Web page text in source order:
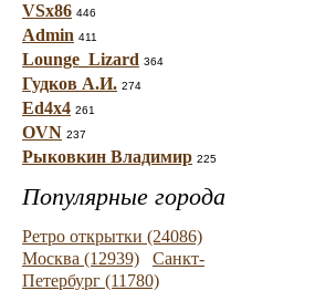
VSx86 446
Admin 411
Lounge_Lizard 364
Гудков А.И. 274
Ed4x4 261
OVN 237
Рыковкин Владимир 225
Популярные города
Ретро открытки (24086)
Москва (12939)
Санкт-
Петербург (11780)